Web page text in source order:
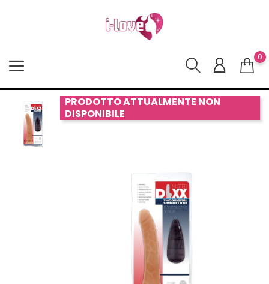
0
PRODOTTO ATTUALMENTE NON
DISPONIBILE